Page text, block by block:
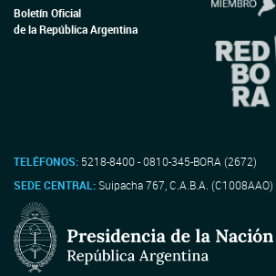
Boletín Oficial
de la República Argentina
TELÉFONOS: 5218-8400 - 0810-345-BORA (2672)
SEDE CENTRAL:Suipacha 767, C.A.B.A. (C1008AAO)